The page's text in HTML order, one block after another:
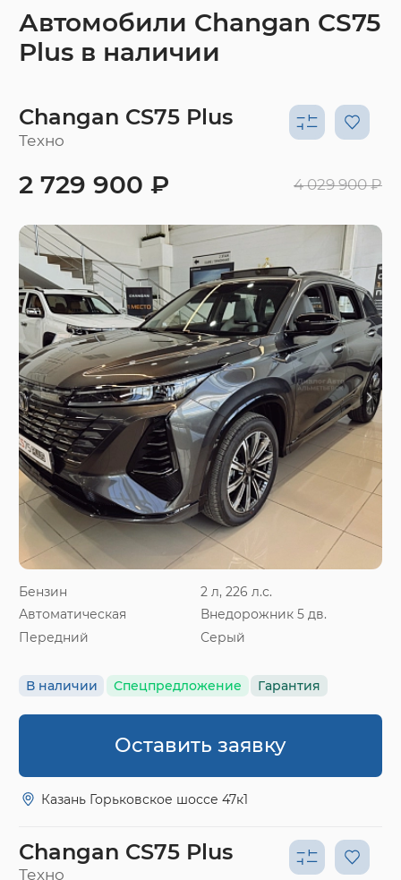
подсказывал по техническим
моментам.
Рекомендую
Автомобили Changan CS75
Plus в наличии
Changan CS75 Plus
Техно
Бензин
2 л, 226 л.с.
Автоматическая
Внедорожник 5 дв.
Передний
Серый
В наличии Спецпредложение Гарантия
2 729 900 ₽ 4 029 900 ₽
Оставить заявку
Казань Горьковское шоссе 47к1
Changan CS75 Plus
Техно